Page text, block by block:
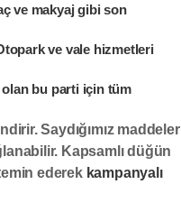
ve makyaj gibi son
ve vale hizmetleri
bu parti için tüm
Saydığımız maddeler
Kapsamlı düğün
ederek kampanyalı